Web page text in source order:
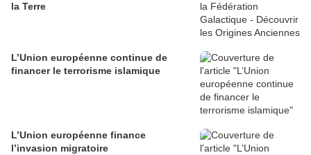
la Terre
L’Union européenne continue de
financer le terrorisme islamique
L’Union européenne finance
l’invasion migratoire